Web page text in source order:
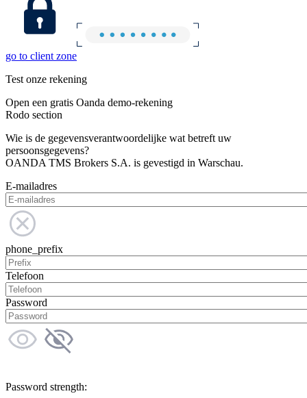
go to client zone
Test onze rekening
Open een gratis Oanda demo-rekening
Rodo section
Wie is de gegevensverantwoordelijke wat betreft uw
persoonsgegevens?
OANDA TMS Brokers S.A. is gevestigd in Warschau.
E-mailadres
phone_prefix
Telefoon
Password
Password strength: